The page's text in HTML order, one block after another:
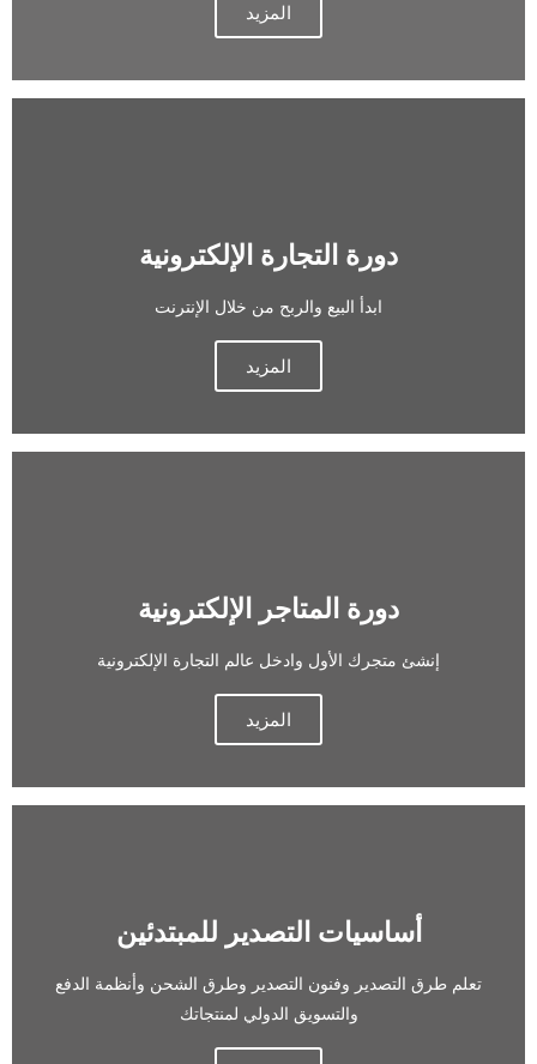
المزيد
دورة التجارة الإلكترونية
ابدأ البيع والربح من خلال الإنترنت
المزيد
دورة المتاجر الإلكترونية
إنشئ متجرك الأول وادخل عالم التجارة الإلكترونية
المزيد
أساسيات التصدير للمبتدئين
تعلم طرق التصدير وفنون التصدير وطرق الشحن وأنظمة الدفع
والتسويق الدولي لمنتجاتك